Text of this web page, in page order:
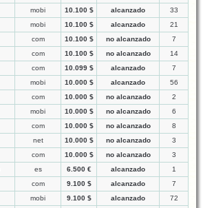
mobi 10.100 $ alcanzado
33
mobi 10.100 $ alcanzado
21
com 10.100 $ no alcanzado
7
com 10.100 $ no alcanzado
14
com 10.099 $ alcanzado
7
mobi 10.000 $ alcanzado
56
com 10.000 $ no alcanzado
2
mobi 10.000 $ no alcanzado
6
com 10.000 $ no alcanzado
8
net 10.000 $ no alcanzado
3
com 10.000 $ no alcanzado
3
es 6.500 € alcanzado
1
com 9.100 $ alcanzado
7
mobi 9.100 $ alcanzado
72